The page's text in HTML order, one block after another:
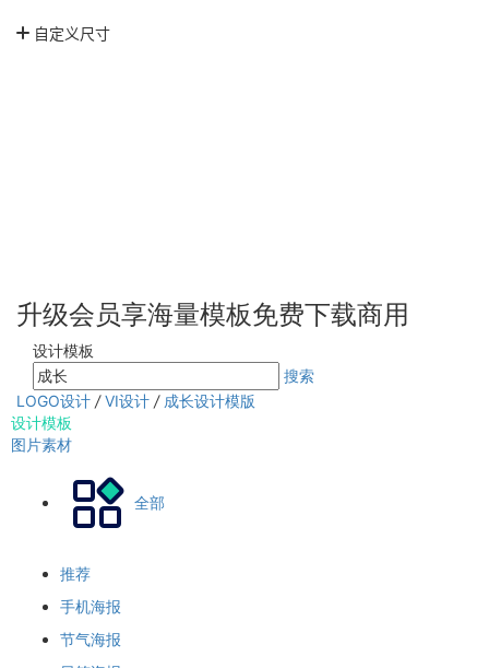
升级会员享海量模板免费下载商用
设计模板
搜索
LOGO设计 / VI设计 / 成长设计模版
设计模板
图片素材
全部
推荐
手机海报
节气海报